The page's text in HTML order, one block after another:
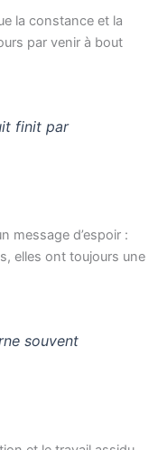
la constance et la
par venir à bout
finit par
message d’espoir :
elles ont toujours une
souvent